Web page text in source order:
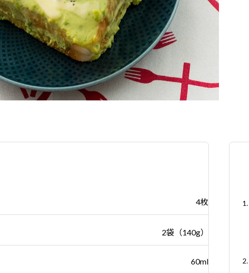
4枚
2袋（140g）
60ml